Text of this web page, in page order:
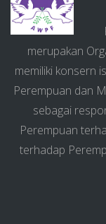
merupakan
memiliki konsern
Perempuan dan
sebagai
Perempuan
terhadap